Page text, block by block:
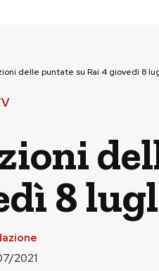
delle puntate su Rai 4 giovedì 8
8
2021